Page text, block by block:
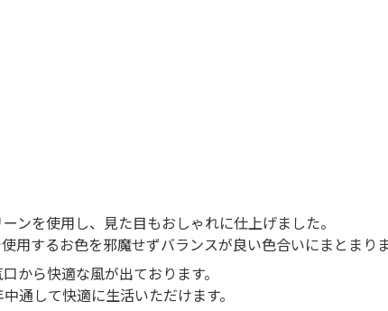
ンを使用し、見た目もおしゃれに仕上げました。
用するお色を邪魔せずバランスが良い色合いにまとまり
から快適な風が出ております。
通して快適に生活いただけます。